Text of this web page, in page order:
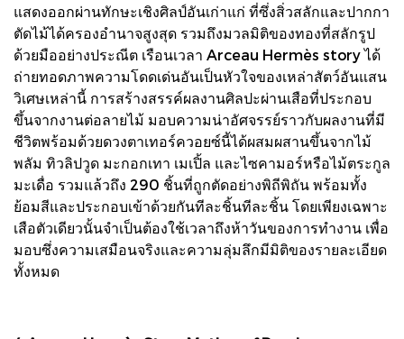
แสดงออกผ่านทักษะเชิงศิลป์อันเก่าแก่ ที่ซึ่งสิ่วสลักและปากกา
ตัดไม้ได้ครองอำนาจสูงสุด รวมถึงมวลมิติของทองที่สลักรูป
ด้วยมืออย่างประณีต เรือนเวลา Arceau Hermès story ได้
ถ่ายทอดภาพความโดดเด่นอันเป็นหัวใจของเหล่าสัตว์อันแสน
วิเศษเหล่านี้ การสร้างสรรค์ผลงานศิลปะผ่านเสือที่ประกอบ
ขึ้นจากงานต่อลายไม้ มอบความน่าอัศจรรย์ราวกับผลงานที่มี
ชีวิตพร้อมด้วยดวงตาเทอร์ควอยซ์นี้ได้ผสมผสานขึ้นจากไม้
พลัม ทิวลิปวูด มะกอกเทา เมเปิ้ล และไซคามอร์หรือไม้ตระกูล
มะเดื่อ รวมแล้วถึง 290 ชิ้นที่ถูกตัดอย่างพิถีพิถัน พร้อมทั้ง
ย้อมสีและประกอบเข้าด้วยกันทีละชิ้นทีละชิ้น โดยเพียงเฉพาะ
เสือตัวเดียวนั้นจำเป็นต้องใช้เวลาถึงห้าวันของการทำงาน เพื่อ
มอบซึ่งความเสมือนจริงและความลุ่มลึกมีมิติของรายละเอียด
ทั้งหมด